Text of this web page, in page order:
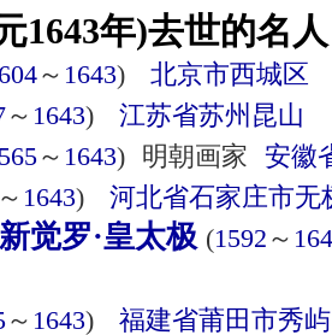
年)去世的名
～ 1643) 北京市西城区
～ 1643) 江苏省苏州 昆山
～ 1643) 明朝画家 安徽
1643) 河北省石家庄市无
觉罗·皇太极 (1592 ～
～ 1643) 福建省莆田市秀